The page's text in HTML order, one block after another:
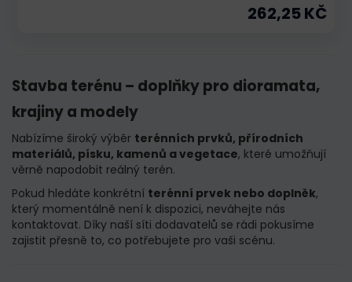
262,25 KČ
Stavba terénu – doplňky pro dioramata,
krajiny a modely
Nabízíme široký výběr terénních prvků, přírodních
materiálů, písku, kamenů a vegetace, které umožňují
věrně napodobit reálný terén.
Pokud hledáte konkrétní terénní prvek nebo doplněk,
který momentálně není k dispozici, neváhejte nás
kontaktovat. Díky naší síti dodavatelů se rádi pokusíme
zajistit přesně to, co potřebujete pro vaši scénu.